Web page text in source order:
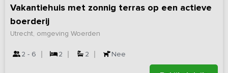
Vakantiehuis met zonnig terras op een actieve
boerderij
Utrecht, omgeving Woerden
2 - 6 2 2 Nee